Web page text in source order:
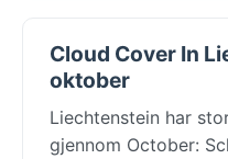
Cloud Cover In
oktober
Liechtenstein har
gjennom October: